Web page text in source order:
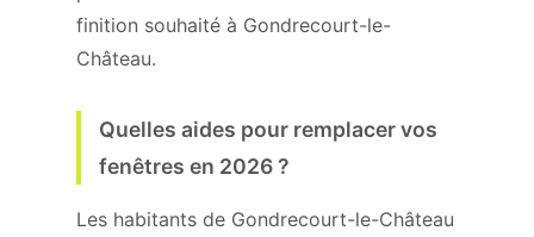
finition souhaité à Gondrecourt-le-
Château.
Quelles aides pour remplacer vos
fenêtres en 2026 ?
Les habitants de Gondrecourt-le-Château